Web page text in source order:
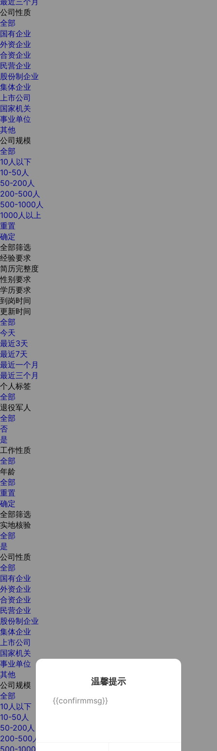
温馨提示
{{confirmmsg}}
公司性质
全部
国有企业
外资企业
合资企业
民营企业
股份制企业
集体企业
上市公司
国家机关
事业单位
其他
公司规模
全部
10人以下
10-50人
50-200人
200-500人
500-1000人
1000人以上
重置
确定
全部筛选
经验要求
简历完整度
性别要求
学历要求
到岗时间
更新时间
全部
今天
最近3天
最近7天
最近一个月
最近三个月
个人标签
全部
退役军人
全部
否
是
工作性质
全部
年龄
全部
重置
确定
全部筛选
实地核验
全部
是
公司性质
全部
国有企业
外资企业
合资企业
民营企业
股份制企业
集体企业
上市公司
国家机关
事业单位
其他
公司规模
全部
10人以下
10-50人
50-200人
200-500人
500-1000人